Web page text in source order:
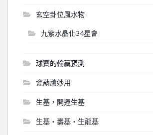
玄空卦位風水物
九紫水晶化34星會
球賽的輸贏預測
瓷葫蘆妙用
生基，開運生基
生基‧壽基‧生龍基